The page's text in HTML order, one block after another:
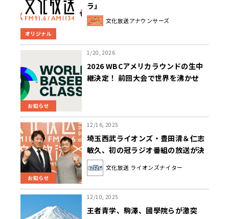
オリジナル
ラ」
文化放送アナウンサーズ
お知らせ
1/20, 2026
2026 WBCアメリカラウンドの生中
継決定！ 前回大会で世界を沸かせ
お知らせ
12/16, 2025
埼玉西武ライオンズ・豊田清＆仁志
敏久、初の冠ラジオ番組の放送が決
定！ ライオンズ激闘の裏側を語る新
春特番
文化放送 ライオンズナイター
12/10, 2025
王者青学、駒澤、國學院らが激突